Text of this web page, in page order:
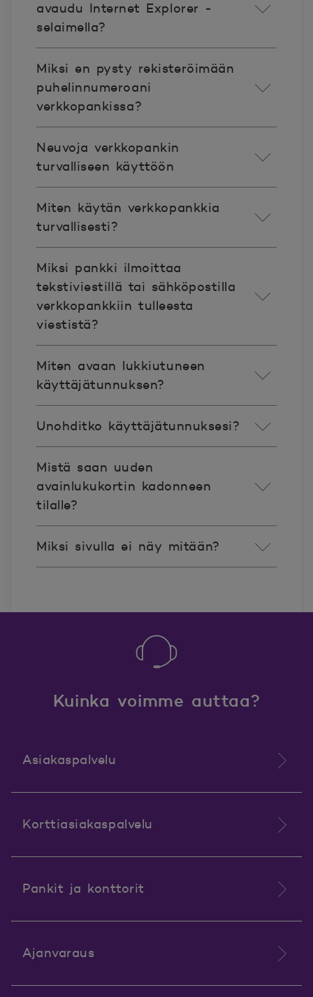
avaudu Internet Explorer -
selaimella?
Miksi en pysty rekisteröimään
puhelinnumeroani
verkkopankissa?
Neuvoja verkkopankin
turvalliseen käyttöön
Miten käytän verkkopankkia
turvallisesti?
Miksi pankki ilmoittaa
tekstiviestillä tai sähköpostilla
verkkopankkiin tulleesta
viestistä?
Miten avaan lukkiutuneen
käyttäjätunnuksen?
Unohditko käyttäjätunnuksesi?
Mistä saan uuden
avainlukukortin kadonneen
tilalle?
Miksi sivulla ei näy mitään?
Kuinka voimme auttaa?
Asiakaspalvelu
Korttiasiakaspalvelu
Pankit ja konttorit
Ajanvaraus